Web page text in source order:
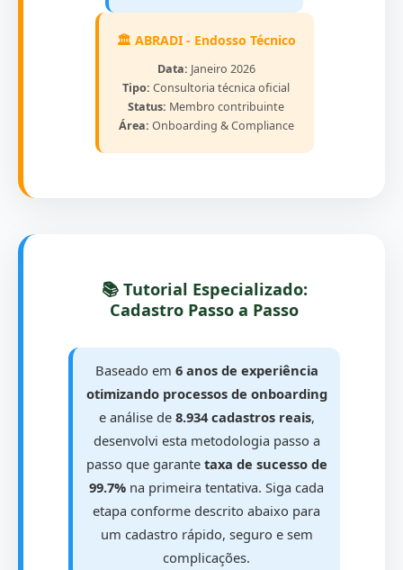
🏛️ ABRADI - Endosso Técnico
Data: Janeiro 2026
Tipo: Consultoria técnica oficial
Status: Membro contribuinte
Área: Onboarding & Compliance
📚 Tutorial Especializado:
Cadastro Passo a Passo
Baseado em 6 anos de experiência
otimizando processos de onboarding
e análise de 8.934 cadastros reais,
desenvolvi esta metodologia passo a
passo que garante taxa de sucesso de
99.7% na primeira tentativa. Siga cada
etapa conforme descrito abaixo para
um cadastro rápido, seguro e sem
complicações.